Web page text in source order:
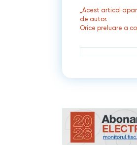
„Acest articol
de autor.
Orice preluare a